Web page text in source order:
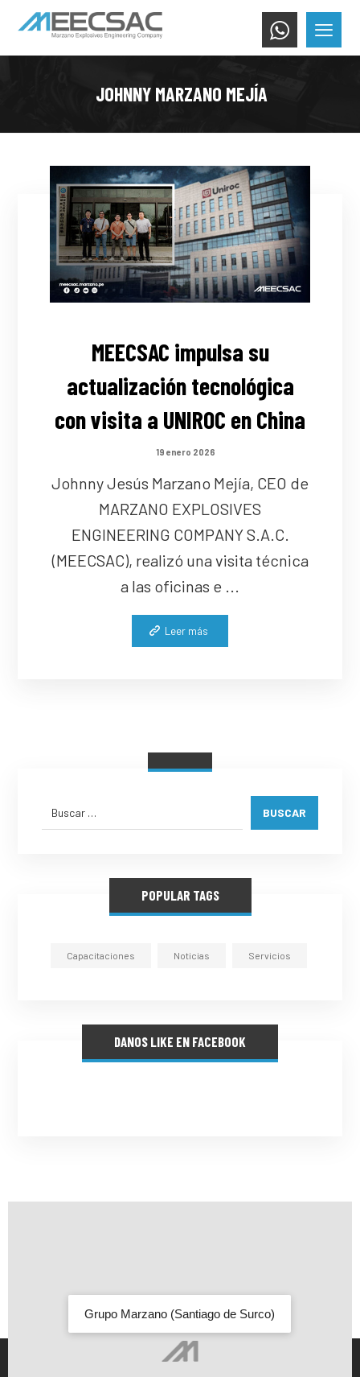
JOHNNY MARZANO MEJÍA
MEECSAC impulsa su
actualización tecnológica
con visita a UNIROC en China
19 enero 2026
Johnny Jesús Marzano Mejía, CEO de
MARZANO EXPLOSIVES
ENGINEERING COMPANY S.A.C.
(MEECSAC), realizó una visita técnica
a las oficinas e ...
Leer más
BUSCAR
POPULAR TAGS
Capacitaciones Noticias Servicios
DANOS LIKE EN FACEBOOK
Grupo Marzano (Santiago de Surco)